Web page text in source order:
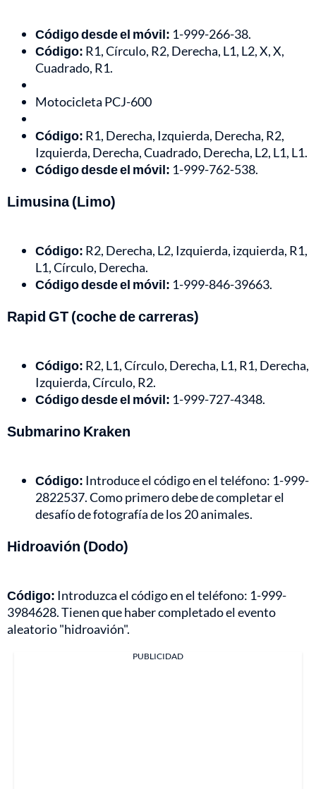
Código desde el móvil: 1-999-266-38.
Código: R1, Círculo, R2, Derecha, L1, L2, X, X,
Cuadrado, R1.
Motocicleta PCJ-600
Código: R1, Derecha, Izquierda, Derecha, R2,
Izquierda, Derecha, Cuadrado, Derecha, L2, L1, L1.
Código desde el móvil: 1-999-762-538.
Limusina (Limo)
Código: R2, Derecha, L2, Izquierda, izquierda, R1,
L1, Círculo, Derecha.
Código desde el móvil: 1-999-846-39663.
Rapid GT (coche de carreras)
Código: R2, L1, Círculo, Derecha, L1, R1, Derecha,
Izquierda, Círculo, R2.
Código desde el móvil: 1-999-727-4348.
Submarino Kraken
Código: Introduce el código en el teléfono: 1-999-
2822537. Como primero debe de completar el
desafío de fotografía de los 20 animales.
Hidroavión (Dodo)
Código: Introduzca el código en el teléfono: 1-999-
3984628. Tienen que haber completado el evento
aleatorio "hidroavión".
PUBLICIDAD